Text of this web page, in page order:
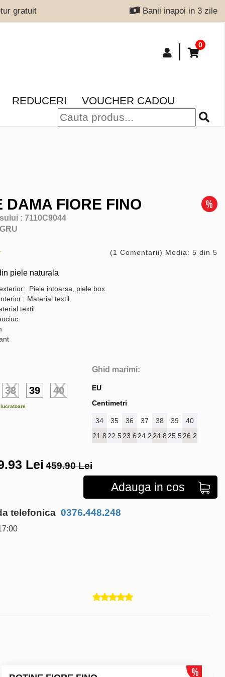
gratuit Banii inapoi in 3 zile
0
REDUCERI VOUCHER CADOU
DAMA FIORE FINO
: 7110C9044
(1 Comentarii) Media: 5 din 5
piele naturala
Piele intoarsa, piele box
Material textil
textil
38 39 40
Ghid marimi:
EU
Centimetri
34 35 36 37 38 39
40
21.8 22.523.6 24.2 24.8 25.526.2
Lei 459.90 Lei
Adauga in cos
telefonica 0376.448.248